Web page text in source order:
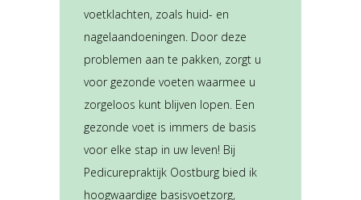
voetklachten, zoals huid- en
nagelaandoeningen. Door deze
problemen aan te pakken, zorgt u
voor gezonde voeten waarmee u
zorgeloos kunt blijven lopen. Een
gezonde voet is immers de basis
voor elke stap in uw leven! Bij
Pedicurepraktijk Oostburg bied ik
hoogwaardige basisvoetzorg,